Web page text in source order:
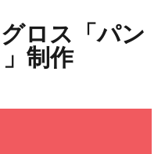
ロス「パン
制作